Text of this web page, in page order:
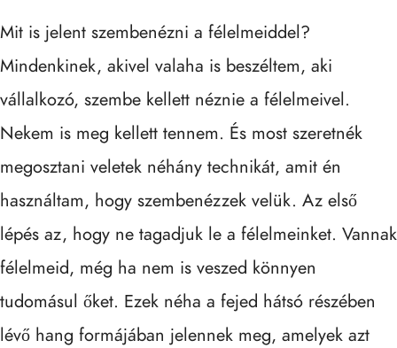
Mit is jelent szembenézni a félelmeiddel?
Mindenkinek, akivel valaha is beszéltem, aki
vállalkozó, szembe kellett néznie a félelmeivel.
Nekem is meg kellett tennem. És most szeretnék
megosztani veletek néhány technikát, amit én
használtam, hogy szembenézzek velük. Az első
lépés az, hogy ne tagadjuk le a félelmeinket. Vannak
félelmeid, még ha nem is veszed könnyen
tudomásul őket. Ezek néha a fejed hátsó részében
lévő hang formájában jelennek meg, amelyek azt